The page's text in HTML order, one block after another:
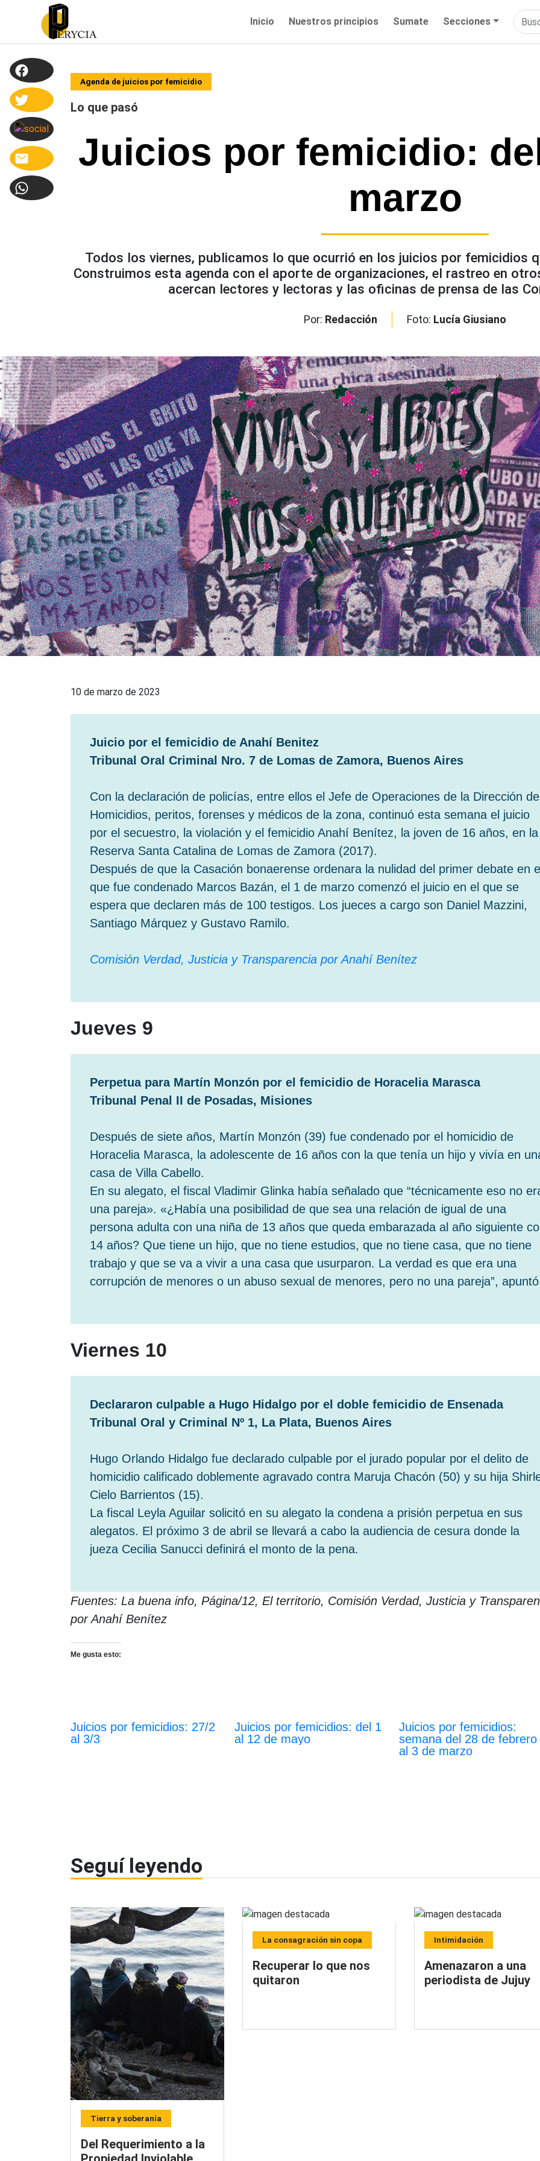
Inicio Nuestros principios Sumate Secciones
Agenda de juicios por femicidio
Lo que pasó
Juicios por femicidio:
marzo
Todos los viernes, publicamos lo que ocurrió en los juicios por femicidios
Construimos esta agenda con el aporte de organizaciones, el rastreo en
acercan lectores y lectoras y las oficinas de prensa de las
Por: Redacción Foto: Lucía Giusiano
10 de marzo de 2023
Juicio por el femicidio de Anahí Benitez
Tribunal Oral Criminal Nro. 7 de Lomas de Zamora, Buenos Aires
Con la declaración de policías, entre ellos el Jefe de Operaciones de la Dirección de
Homicidios, peritos, forenses y médicos de la zona, continuó esta semana el juicio
por el secuestro, la violación y el femicidio Anahí Benítez, la joven de 16 años, en la
Reserva Santa Catalina de Lomas de Zamora (2017).
Después de que la Casación bonaerense ordenara la nulidad del primer debate en
que fue condenado Marcos Bazán, el 1 de marzo comenzó el juicio en el que se
espera que declaren más de 100 testigos. Los jueces a cargo son Daniel Mazzini,
Santiago Márquez y Gustavo Ramilo.
Comisión Verdad, Justicia y Transparencia por Anahí Benítez
Jueves 9
Perpetua para Martín Monzón por el femicidio de Horacelia Marasca
Tribunal Penal II de Posadas, Misiones
Después de siete años, Martín Monzón (39) fue condenado por el homicidio de
Horacelia Marasca, la adolescente de 16 años con la que tenía un hijo y vivía en
casa de Villa Cabello.
En su alegato, el fiscal Vladimir Glinka había señalado que “técnicamente eso no
una pareja». «¿Había una posibilidad de que sea una relación de igual de una
persona adulta con una niña de 13 años que queda embarazada al año siguiente
14 años? Que tiene un hijo, que no tiene estudios, que no tiene casa, que no tiene
trabajo y que se va a vivir a una casa que usurparon. La verdad es que era una
corrupción de menores o un abuso sexual de menores, pero no una pareja”,
Viernes 10
Declararon culpable a Hugo Hidalgo por el doble femicidio de Ensenada
Tribunal Oral y Criminal Nº 1, La Plata, Buenos Aires
Hugo Orlando Hidalgo fue declarado culpable por el jurado popular por el delito de
homicidio calificado doblemente agravado contra Maruja Chacón (50) y su hija
Cielo Barrientos (15).
La fiscal Leyla Aguilar solicitó en su alegato la condena a prisión perpetua en sus
alegatos. El próximo 3 de abril se llevará a cabo la audiencia de cesura donde la
jueza Cecilia Sanucci definirá el monto de la pena.
Fuentes: La buena info, Página/12, El territorio, Comisión Verdad, Justicia y
por Anahí Benítez
Me gusta esto:
Juicios por femicidios: 27/2
al 3/3
Juicios por femicidios: del 1
al 12 de mayo
Juicios por femicidios:
semana del 28 de febrero
al 3 de marzo
Seguí leyendo
Tierra y soberanía
Del Requerimiento a la
La consagración sin copa
Recuperar lo que nos
quitaron
Intimidación
Amenazaron a una
periodista de Jujuy